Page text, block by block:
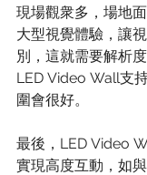
現場觀衆多，場地
大型視覺體驗，讓
別，這就需要解析
LED Video Wall支
圍會很好。
最後，LED Video
實現高度互動，如